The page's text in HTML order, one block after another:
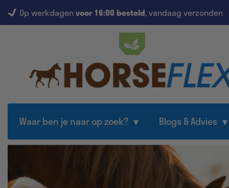
Op werkdagen voor 16:00 besteld, vandaag verzonden
Waar ben je naar op zoek? Blogs & Advies